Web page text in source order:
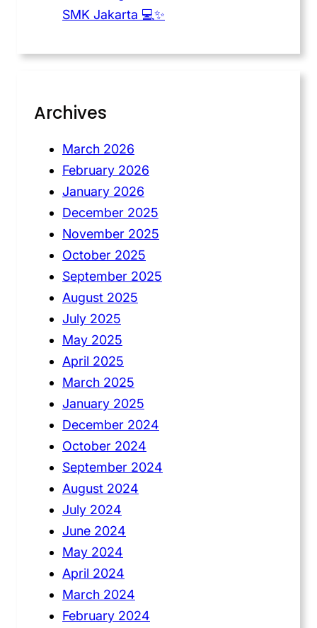
SMK Jakarta 💻✨
Archives
March 2026
February 2026
January 2026
December 2025
November 2025
October 2025
September 2025
August 2025
July 2025
May 2025
April 2025
March 2025
January 2025
December 2024
October 2024
September 2024
August 2024
July 2024
June 2024
May 2024
April 2024
March 2024
February 2024